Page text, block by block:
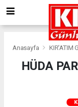
Anasayfa KIR'ATIM
HÜDA